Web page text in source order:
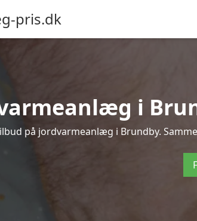
pris.dk
i
på jordvarmeanlæg i Brundby.